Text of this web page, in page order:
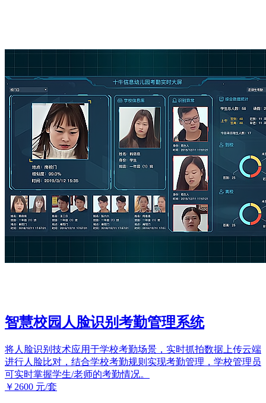
智慧校园人脸识别考勤管理系统
将人脸识别技术应用于学校考勤场景，实时抓拍数据上传云端
进行人脸比对，结合学校考勤规则实现考勤管理，学校管理员
可实时掌握学生/老师的考勤情况。
￥2600 元/套